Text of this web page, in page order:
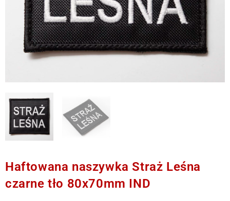
Haftowana naszywka Straż Leśna
czarne tło 80x70mm IND